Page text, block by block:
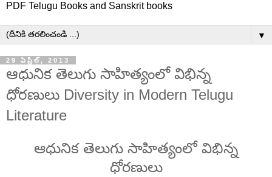
PDF Telugu Books and Sanskrit books
▼
29 ఏప్రిల్, 2013
ఆధునిక తెలుగు సాహిత్యంలో విభిన్న
ధోరణులు Diversity in Modern Telugu
Literature
ఆధునిక తెలుగు సాహిత్యంలో విభిన్న
ధోరణులు